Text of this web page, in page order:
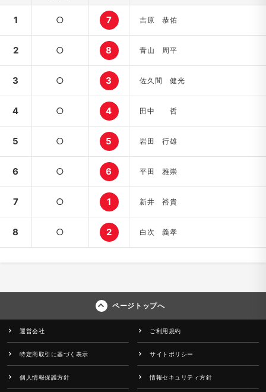
1 ○ 7 吉原 恭佑
2 ○ 8 青山 周平
3 ○ 3 佐久間 健光
4 ○ 4 田中 哲
5 ○ 5 岩田 行雄
6 ○ 6 平田 雅崇
7 ○ 1 新井 裕貴
8 ○ 2 白次 義孝
ページトップへ
運営会社 ご利用規約
特定商取引に基づく表示 サイトポリシー
個人情報保護方針 情報セキュリティ方針